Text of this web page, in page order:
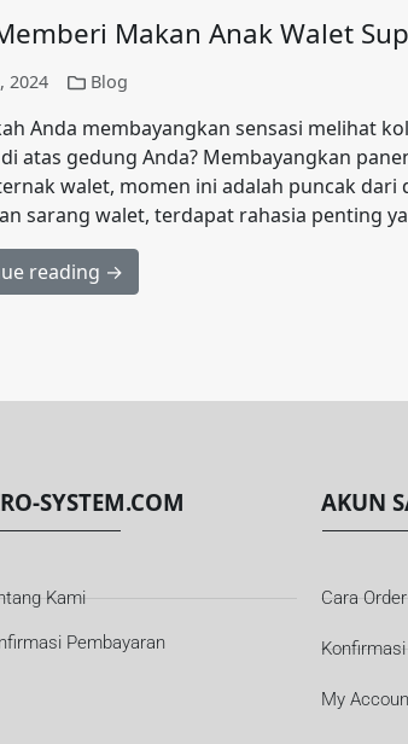
Makan Anak Walet
2024 Blog
Anda membayangkan sensasi melihat
atas gedung Anda? Membayangkan
walet, momen ini adalah puncak
sarang walet, terdapat rahasia penting
reading →
SYSTEM.COM
Kami
Pembayaran
AKUN
Cara Order
My